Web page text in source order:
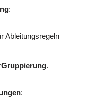
:
Ableitungsregeln
Gruppierung.
: